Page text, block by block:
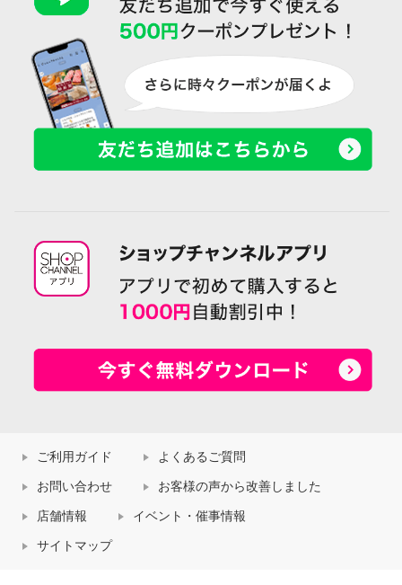
ご利用ガイド よくあるご質問
お問い合わせ お客様の声から改善しました
店舗情報 イベント・催事情報
サイトマップ